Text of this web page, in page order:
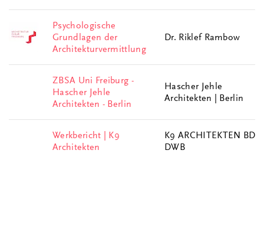
Psychologische
Grundlagen der
Architekturvermittlung
Dr. Riklef Rambow
ZBSA Uni Freiburg -
Hascher Jehle
Architekten - Berlin
Hascher Jehle
Architekten | Berlin
Werkbericht | K9
Architekten
K9 ARCHITEKTEN BDA
DWB